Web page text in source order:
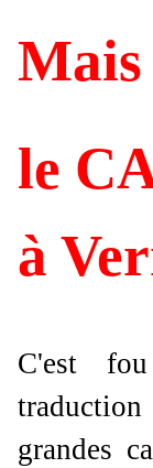
le
à
C'est
grandes